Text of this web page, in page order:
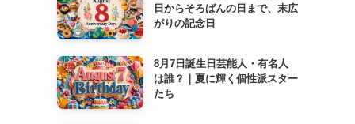
日からそろばんの日まで、末広
がりの記念日
8月7日誕生日芸能人・有名人
は誰？｜夏に輝く個性派スター
たち